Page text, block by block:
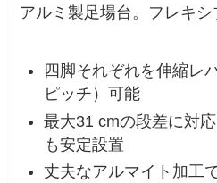
アルミ製足場台。フレキシ
四脚それぞれを伸縮レ
ピッチ）可能
最大31 cmの段差に対
も安定設置
丈夫なアルマイト加工